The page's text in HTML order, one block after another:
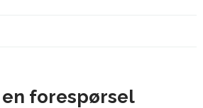
en forespørsel